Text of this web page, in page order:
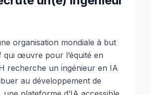
organisation mondiale à but
qui œuvre pour l’équité en
recherche un ingénieur en IA
au développement de